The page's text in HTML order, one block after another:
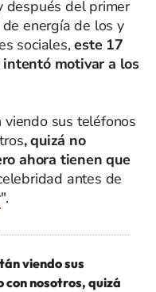
después del primer
energía de los y
sociales, este 17
motivar a los
sus teléfonos
, quizá no
ahora tienen que
antes de
".
viendo sus
con nosotros, quizá